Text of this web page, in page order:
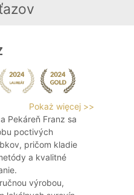
Pokaż więcej >>
Pekáreň Franz sa
poctivých
pričom kladie
a kvalitné
výrobou,